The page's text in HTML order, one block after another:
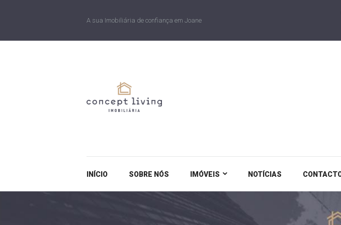
A sua Imobiliária de confiança em Joane
INÍCIO SOBRE NÓS IMÓVEIS NOTÍCIAS